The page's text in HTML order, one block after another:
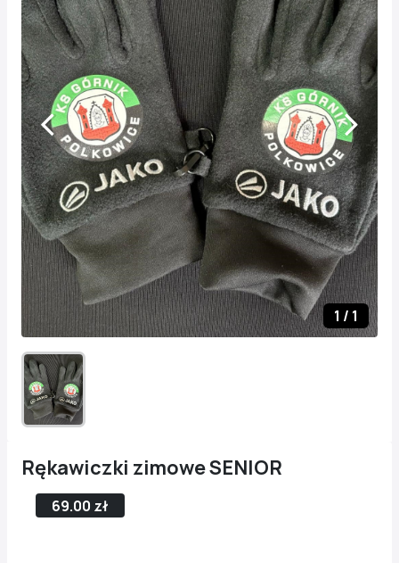
1 / 1
Rękawiczki zimowe SENIOR
69.00 zł